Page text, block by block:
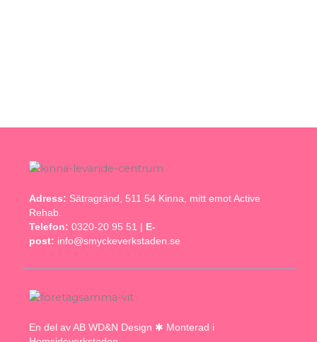
Adress: Sätragränd, 511 54 Kinna, mitt emot Active
Rehab.
Telefon: 0320-20 95 51 | E-
post: info@smyckeverkstaden.se
En del av AB WD&N Design ✱ Monterad i